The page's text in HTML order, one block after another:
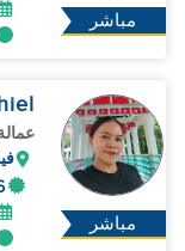
مباشر
مباشر